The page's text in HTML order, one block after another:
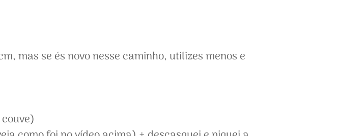
mas se és novo nesse caminho, utilizes menos e